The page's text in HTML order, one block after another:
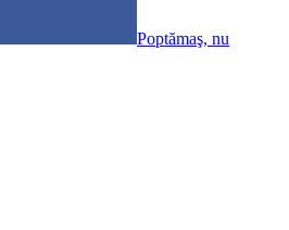
Poptămaş, nu